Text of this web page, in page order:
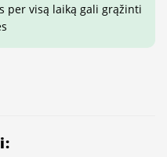
per visą laiką gali grąžinti